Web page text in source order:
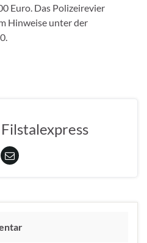
Euro. Das Polizeirevier
Hinweise unter der